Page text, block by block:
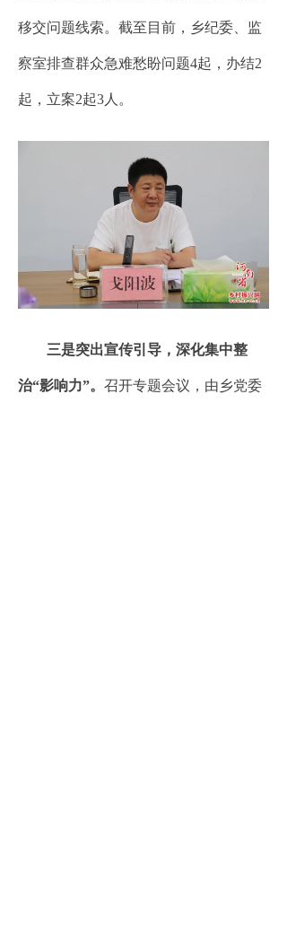
移交问题线索。截至目前，乡纪委、监
察室排查群众急难愁盼问题4起，办结2
起，立案2起3人。
三是突出宣传引导，深化集中整
治“影响力”。 召开专题会议，由乡党委